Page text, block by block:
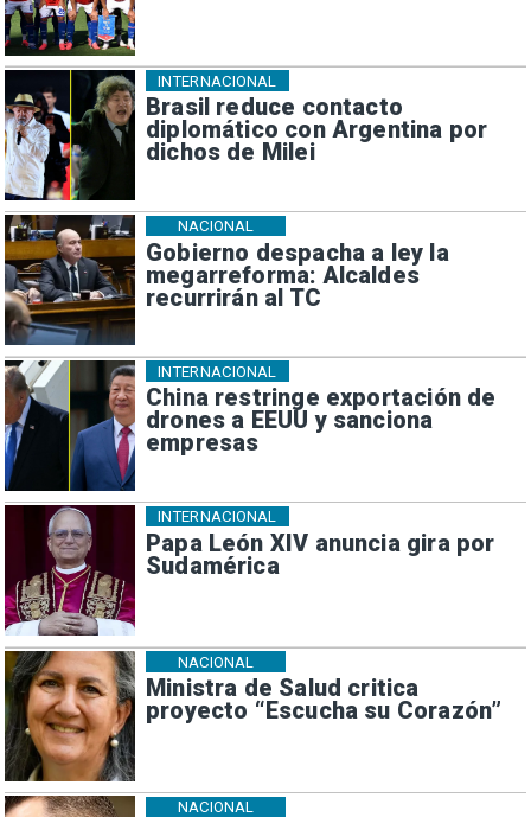
Brasil reduce contacto
diplomático con Argentina por
dichos de Milei
INTERNACIONAL
Gobierno despacha a ley la
megarreforma: Alcaldes
recurrirán al TC
NACIONAL
China restringe exportación de
drones a EEUU y sanciona
empresas
INTERNACIONAL
Papa León XIV anuncia gira por
Sudamérica
INTERNACIONAL
Ministra de Salud critica
proyecto “Escucha su Corazón”
NACIONAL
NACIONAL